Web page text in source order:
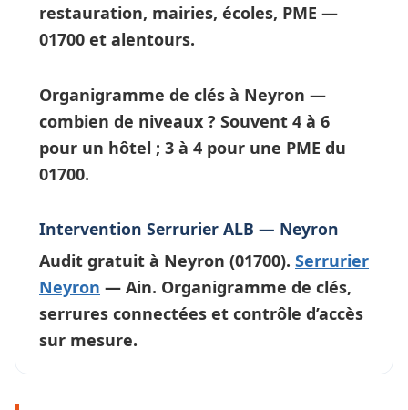
restauration, mairies, écoles, PME —
01700 et alentours.
Organigramme de clés à Neyron —
combien de niveaux ? Souvent 4 à 6
pour un hôtel ; 3 à 4 pour une PME du
01700.
Intervention Serrurier ALB — Neyron
Audit gratuit à Neyron (01700). Serrurier
Neyron — Ain. Organigramme de clés,
serrures connectées et contrôle d’accès
sur mesure.